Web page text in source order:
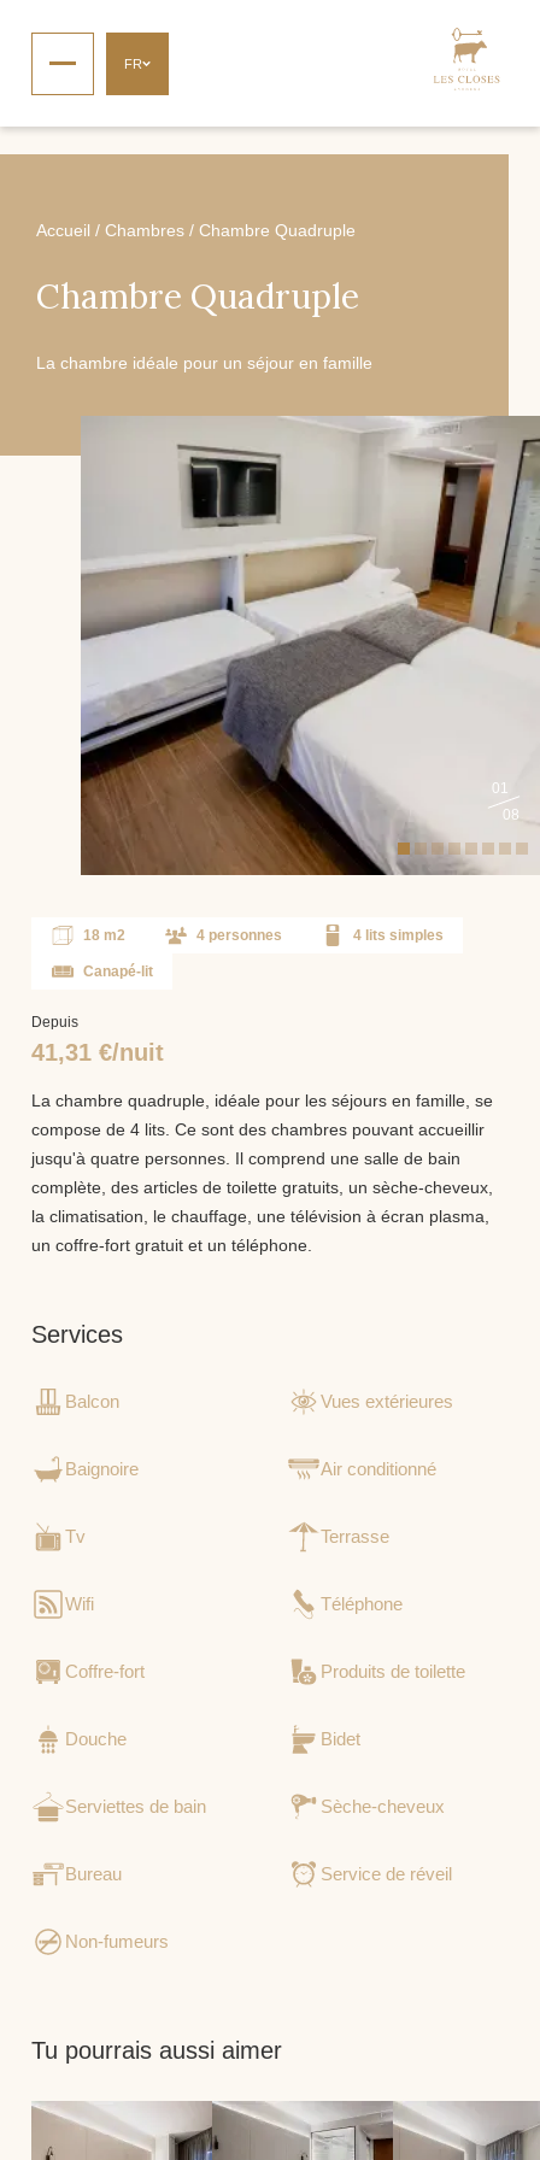
FR
Accueil / Chambres / Chambre Quadruple
Chambre Quadruple
La chambre idéale pour un séjour en famille
01
08
18 m2 4 personnes 4 lits simples
Canapé-lit
Depuis
41,31 €/nuit
La chambre quadruple, idéale pour les séjours en famille, se
compose de 4 lits. Ce sont des chambres pouvant accueillir
jusqu'à quatre personnes. Il comprend une salle de bain
complète, des articles de toilette gratuits, un sèche-cheveux,
la climatisation, le chauffage, une télévision à écran plasma,
un coffre-fort gratuit et un téléphone.
Services
Balcon Vues extérieures
Baignoire Air conditionné
Tv Terrasse
Wifi Téléphone
Coffre-fort Produits de toilette
Douche Bidet
Serviettes de bain Sèche-cheveux
Bureau Service de réveil
Non-fumeurs
Tu pourrais aussi aimer